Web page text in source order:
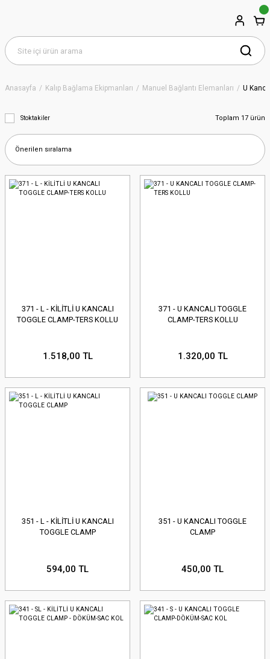
Anasayfa Kalıp Bağlama Ekipmanları Manuel Bağlantı Elemanları U
Stoktakiler Toplam 17 ürün
371 - L - KİLİTLİ U KANCALI
TOGGLE CLAMP-TERS KOLLU
1.518,00 TL
371 - U KANCALI TOGGLE
CLAMP-TERS KOLLU
1.320,00 TL
351 - L - KİLİTLİ U KANCALI
TOGGLE CLAMP
594,00 TL
351 - U KANCALI TOGGLE
CLAMP
450,00 TL